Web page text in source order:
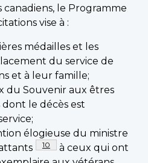
canadiens, le Programme
vise à :
médailles et les
du service de
et à leur famille;
du Souvenir aux êtres
le décès est
élogieuse du ministre
Footnote
10
à ceux qui ont